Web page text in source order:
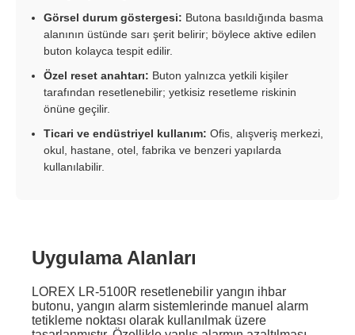
Görsel durum göstergesi: Butona basıldığında basma
alanının üstünde sarı şerit belirir; böylece aktive edilen
buton kolayca tespit edilir.
Özel reset anahtarı: Buton yalnızca yetkili kişiler
tarafından resetlenebilir; yetkisiz resetleme riskinin
önüne geçilir.
Ticari ve endüstriyel kullanım: Ofis, alışveriş merkezi,
okul, hastane, otel, fabrika ve benzeri yapılarda
kullanılabilir.
Uygulama Alanları
LOREX LR-5100R resetlenebilir yangın ihbar
butonu, yangın alarm sistemlerinde manuel alarm
tetikleme noktası olarak kullanılmak üzere